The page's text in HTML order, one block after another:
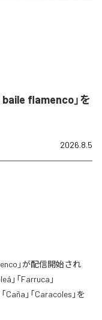
flamenco」を
2026.8.5
」が配信開始され
」「Farruca」
Caña」「Caracoles」を